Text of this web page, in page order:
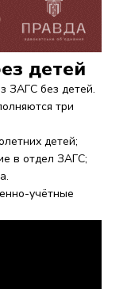
детей
ЗАГС без детей.
три
детей;
в отдел ЗАГС;
учётные